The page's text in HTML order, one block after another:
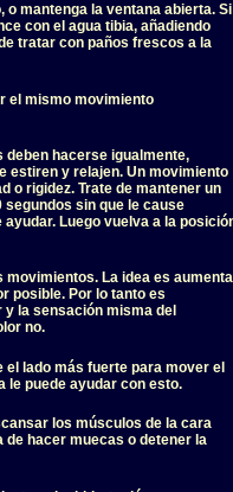
mantenga la ventana abierta. Si
con el agua tibia, añadiendo
tratar con paños frescos a la
el mismo movimiento
deben hacerse igualmente,
estiren y relajen. Un movimiento
o rigidez. Trate de mantener un
sin que le cause
Luego vuelva a la
movimientos. La idea es
posible. Por lo tanto es
la sensación misma del
no.
el lado más fuerte para mover el
le puede ayudar con esto.
los músculos de la cara
hacer muecas o detener la